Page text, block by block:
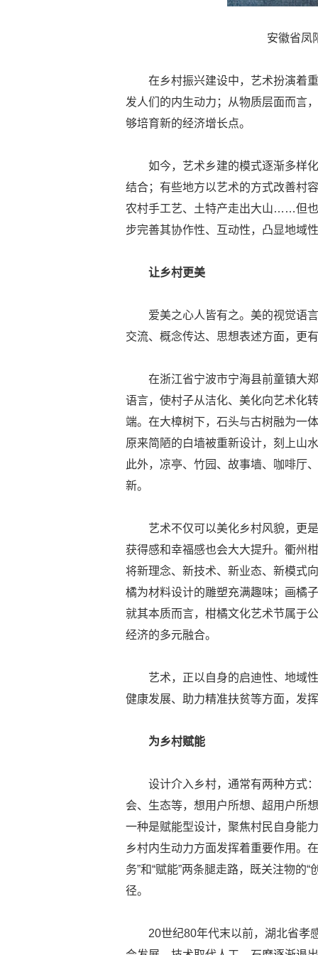
安徽省凤阳
在乡村振兴建设中，艺术扮演着
发人们的内生动力；从物质层面而言
够培育新的经济增长点。
如今，艺术乡建的模式逐渐多样
结合；有些地方以艺术的方式改善村
农村手工艺、土特产走出大山……但
步完善其协作性、互动性，凸显地域
让乡村更美
爱美之心人皆有之。美的视觉语
交流、概念传达、思想表述方面，更
在浙江省宁波市宁海县前童镇大
语言，使村子从洁化、美化向艺术化
端。在大樟树下，石头与古树融为一
原来简陋的白墙被重新设计，刻上山
此外，凉亭、竹园、故事墙、咖啡
新。
艺术不仅可以美化乡村风貌，更
获得感和幸福感也会大大提升。衢州
将新理念、新技术、新业态、新模式
橘为材料设计的雕塑充满趣味；画橘
就其本质而言，柑橘文化艺术节属于
经济的多元融合。
艺术，正以自身的启迪性、地域
健康发展、助力精准扶贫等方面，发
为乡村赋能
设计介入乡村，通常有两种方式
会、生态等，想用户所想、超用户所
一种是赋能型设计，聚焦村民自身能
乡村内生动力方面发挥着重要作用。
务”和“赋能”两条腿走路，既关注物的
径。
20世纪80年代末以前，湖北省孝